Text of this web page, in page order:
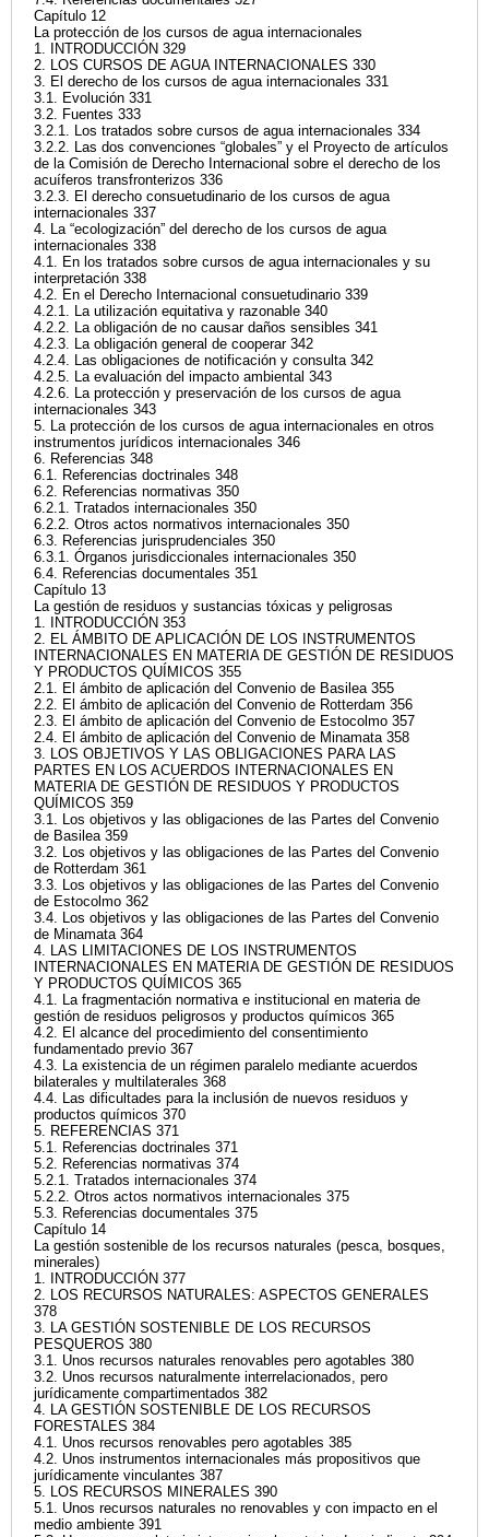
Capítulo 12
La protección de los cursos de agua internacionales
1. INTRODUCCIÓN 329
2. LOS CURSOS DE AGUA INTERNACIONALES 330
3. El derecho de los cursos de agua internacionales 331
3.1. Evolución 331
3.2. Fuentes 333
3.2.1. Los tratados sobre cursos de agua internacionales 334
3.2.2. Las dos convenciones “globales” y el Proyecto de artículos
de la Comisión de Derecho Internacional sobre el derecho de los
acuíferos transfronterizos 336
3.2.3. El derecho consuetudinario de los cursos de agua
internacionales 337
4. La “ecologización” del derecho de los cursos de agua
internacionales 338
4.1. En los tratados sobre cursos de agua internacionales y su
interpretación 338
4.2. En el Derecho Internacional consuetudinario 339
4.2.1. La utilización equitativa y razonable 340
4.2.2. La obligación de no causar daños sensibles 341
4.2.3. La obligación general de cooperar 342
4.2.4. Las obligaciones de notificación y consulta 342
4.2.5. La evaluación del impacto ambiental 343
4.2.6. La protección y preservación de los cursos de agua
internacionales 343
5. La protección de los cursos de agua internacionales en otros
instrumentos jurídicos internacionales 346
6. Referencias 348
6.1. Referencias doctrinales 348
6.2. Referencias normativas 350
6.2.1. Tratados internacionales 350
6.2.2. Otros actos normativos internacionales 350
6.3. Referencias jurisprudenciales 350
6.3.1. Órganos jurisdiccionales internacionales 350
6.4. Referencias documentales 351
Capítulo 13
La gestión de residuos y sustancias tóxicas y peligrosas
1. INTRODUCCIÓN 353
2. EL ÁMBITO DE APLICACIÓN DE LOS INSTRUMENTOS
INTERNACIONALES EN MATERIA DE GESTIÓN DE RESIDUOS
Y PRODUCTOS QUÍMICOS 355
2.1. El ámbito de aplicación del Convenio de Basilea 355
2.2. El ámbito de aplicación del Convenio de Rotterdam 356
2.3. El ámbito de aplicación del Convenio de Estocolmo 357
2.4. El ámbito de aplicación del Convenio de Minamata 358
3. LOS OBJETIVOS Y LAS OBLIGACIONES PARA LAS
PARTES EN LOS ACUERDOS INTERNACIONALES EN
MATERIA DE GESTIÓN DE RESIDUOS Y PRODUCTOS
QUÍMICOS 359
3.1. Los objetivos y las obligaciones de las Partes del Convenio
de Basilea 359
3.2. Los objetivos y las obligaciones de las Partes del Convenio
de Rotterdam 361
3.3. Los objetivos y las obligaciones de las Partes del Convenio
de Estocolmo 362
3.4. Los objetivos y las obligaciones de las Partes del Convenio
de Minamata 364
4. LAS LIMITACIONES DE LOS INSTRUMENTOS
INTERNACIONALES EN MATERIA DE GESTIÓN DE RESIDUOS
Y PRODUCTOS QUÍMICOS 365
4.1. La fragmentación normativa e institucional en materia de
gestión de residuos peligrosos y productos químicos 365
4.2. El alcance del procedimiento del consentimiento
fundamentado previo 367
4.3. La existencia de un régimen paralelo mediante acuerdos
bilaterales y multilaterales 368
4.4. Las dificultades para la inclusión de nuevos residuos y
productos químicos 370
5. REFERENCIAS 371
5.1. Referencias doctrinales 371
5.2. Referencias normativas 374
5.2.1. Tratados internacionales 374
5.2.2. Otros actos normativos internacionales 375
5.3. Referencias documentales 375
Capítulo 14
La gestión sostenible de los recursos naturales (pesca, bosques,
minerales)
1. INTRODUCCIÓN 377
2. LOS RECURSOS NATURALES: ASPECTOS GENERALES
378
3. LA GESTIÓN SOSTENIBLE DE LOS RECURSOS
PESQUEROS 380
3.1. Unos recursos naturales renovables pero agotables 380
3.2. Unos recursos naturalmente interrelacionados, pero
jurídicamente compartimentados 382
4. LA GESTIÓN SOSTENIBLE DE LOS RECURSOS
FORESTALES 384
4.1. Unos recursos renovables pero agotables 385
4.2. Unos instrumentos internacionales más propositivos que
jurídicamente vinculantes 387
5. LOS RECURSOS MINERALES 390
5.1. Unos recursos naturales no renovables y con impacto en el
medio ambiente 391